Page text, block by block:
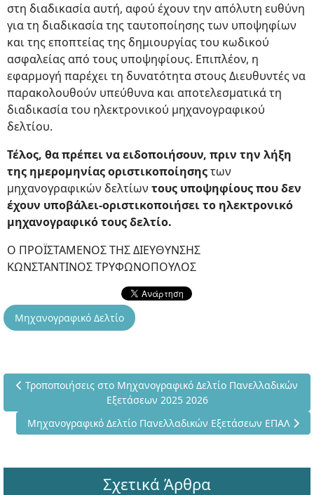
στη διαδικασία αυτή, αφού έχουν την απόλυτη ευθύνη
για τη διαδικασία της ταυτοποίησης των υποψηφίων
και της εποπτείας της δημιουργίας του κωδικού
ασφαλείας από τους υποψηφίους. Επιπλέον, η
εφαρμογή παρέχει τη δυνατότητα στους Διευθυντές να
παρακολουθούν υπεύθυνα και αποτελεσματικά τη
διαδικασία του ηλεκτρονικού μηχανογραφικού
δελτίου.
Τέλος, θα πρέπει να ειδοποιήσουν, πριν την λήξη
της ημερομηνίας οριστικοποίησηςτων
μηχανογραφικών δελτίων τους υποψηφίους που δεν
έχουν υποβάλει-οριστικοποιήσει το ηλεκτρονικό
μηχανογραφικό τους δελτίο.
Ο ΠΡΟΪΣΤΑΜΕΝΟΣ ΤΗΣ ΔΙΕΥΘΥΝΣΗΣ
ΚΩΝΣΤΑΝΤΙΝΟΣ ΤΡΥΦΩΝΟΠΟΥΛΟΣ
Μηχανογραφικό Δελτίο
Προηγούμενο άρθρο: Τροποποιήσεις στο Μηχανογραφικό
Τροποποιήσεις στο Μηχανογραφικό Δελτίο Πανελλαδικών
Εξετάσεων 2025 2026
Επόμενο άρθρο: Μηχανογραφικό Δελτίο Πανελλαδικών
Μηχανογραφικό Δελτίο Πανελλαδικών Εξετάσεων ΕΠΑΛ
Σχετικά Άρθρα